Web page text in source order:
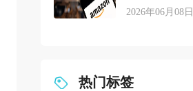
意哪些合规问
2026年06月08日
热门标签